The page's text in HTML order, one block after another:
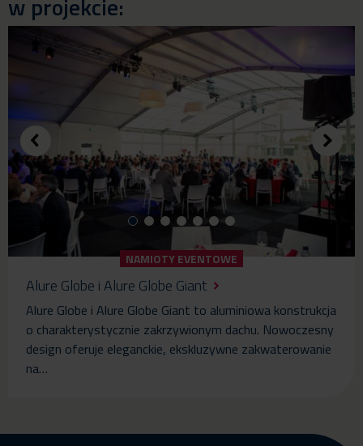
NAMIOTY EVENTOWE
Alure Globe i Alure Globe Giant
Alure Globe i Alure Globe Giant to aluminiowa konstrukcja
o charakterystycznie zakrzywionym dachu. Nowoczesny
design oferuje eleganckie, ekskluzywne zakwaterowanie
na…